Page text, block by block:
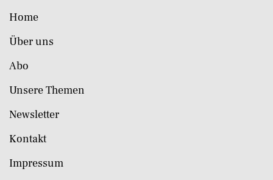
Home
Über uns
Abo
Unsere Themen
Newsletter
Kontakt
Impressum